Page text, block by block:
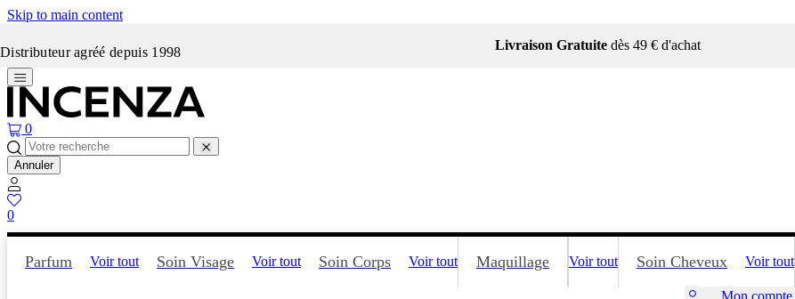
Skip to main content
Distributeur agréé depuis 1998Incenza fait peau neuve Livraison Gratuitedès 49 € d'achat
0
Annuler
0
Parfum Voir tout Soin Visage Voir tout Soin Corps Voir tout Maquillage Voir tout Soin Cheveux Voir tout
Mon compte